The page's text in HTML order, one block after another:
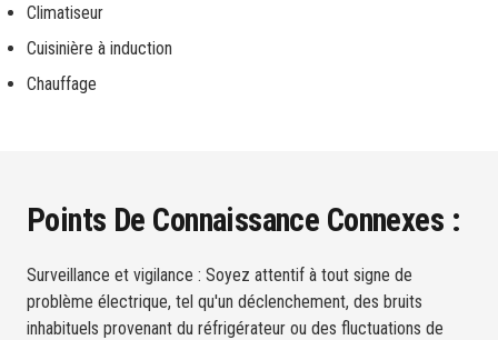
Climatiseur
Cuisinière à induction
Chauffage
Points De Connaissance Connexes :
Surveillance et vigilance : Soyez attentif à tout signe de
problème électrique, tel qu'un déclenchement, des bruits
inhabituels provenant du réfrigérateur ou des fluctuations de